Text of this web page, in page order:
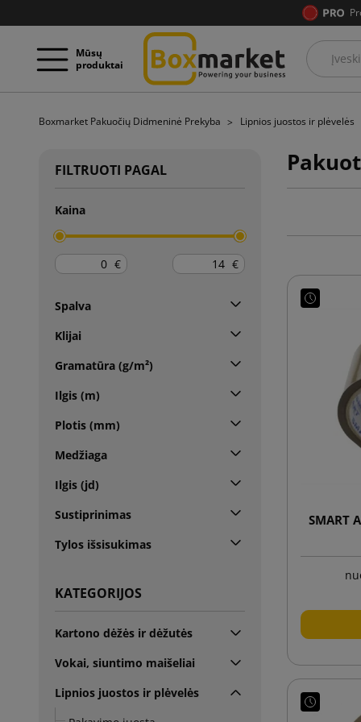
Mūsų
produktai
Boxmarket Pakuočių Didmeninė Prekyba Lipnios juostos ir plėvelės
FILTRUOTI PAGAL
Kaina
€ €
Spalva
Klijai
Gramatūra (g/m²)
Ilgis (m)
Plotis (mm)
Medžiaga
Ilgis (jd)
Sustiprinimas
Tylos išsisukimas
KATEGORIJOS
Kartono dėžės ir dėžutės
Vokai, siuntimo maišeliai
Lipnios juostos ir plėvelės
SMART